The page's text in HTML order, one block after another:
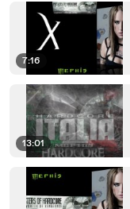
7:16
13:01